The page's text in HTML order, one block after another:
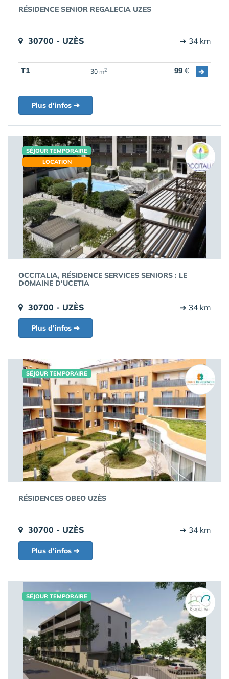
RÉSIDENCE SENIOR REGALECIA UZES
30700 - UZÈS ➔ 34 km
T1 30 m2 99 € ➔
Plus d'infos ➔
SÉJOUR TEMPORAIRE
LOCATION
OCCITALIA, RÉSIDENCE SERVICES SENIORS : LE
DOMAINE D'UCETIA
30700 - UZÈS ➔ 34 km
Plus d'infos ➔
SÉJOUR TEMPORAIRE
RÉSIDENCES OBEO UZÈS
30700 - UZÈS ➔ 34 km
Plus d'infos ➔
SÉJOUR TEMPORAIRE